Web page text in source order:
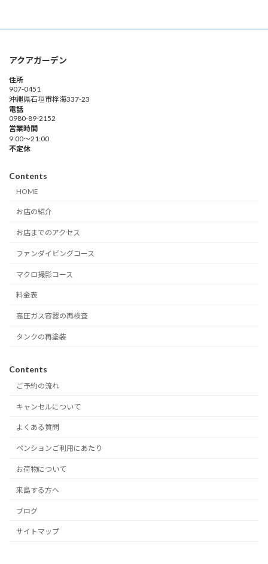
アクアガーデン
住所
907-0451
沖縄県石垣市桴海337-23
電話
0980-89-2152
営業時間
9:00～21:00
不定休
Contents
HOME
お店の紹介
お店までのアクセス
ファンダイビングコース
マクロ撮影コース
料金表
高圧ガス容器の再検査
タンクの再塗装
Contents
ご予約の流れ
キャンセルについて
よくある質問
ペンションご利用にあたり
お荷物について
来島する方へ
ブログ
サイトマップ